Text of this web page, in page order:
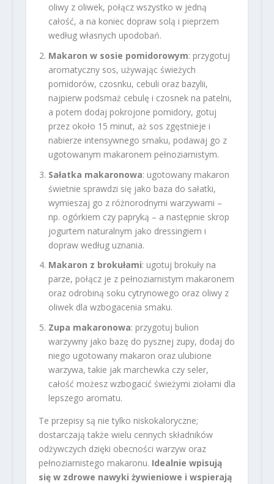
oliwy z oliwek, połącz wszystko w jedną
całość, a na koniec dopraw solą i pieprzem
według własnych upodobań.
Makaron w sosie pomidorowym: przygotuj
aromatyczny sos, używając świeżych
pomidorów, czosnku, cebuli oraz bazylii,
najpierw podsmaż cebulę i czosnek na patelni,
a potem dodaj pokrojone pomidory, gotuj
przez około 15 minut, aż sos zgęstnieje i
nabierze intensywnego smaku, podawaj go z
ugotowanym makaronem pełnoziarnistym.
Sałatka makaronowa: ugotowany makaron
świetnie sprawdzi się jako baza do sałatki,
wymieszaj go z różnorodnymi warzywami –
np. ogórkiem czy papryką – a następnie skrop
jogurtem naturalnym jako dressingiem i
dopraw według uznania.
Makaron z brokułami: ugotuj brokuły na
parze, połącz je z pełnoziarnistym makaronem
oraz odrobiną soku cytrynowego oraz oliwy z
oliwek dla wzbogacenia smaku.
Zupa makaronowa: przygotuj bulion
warzywny jako bazę do pysznej zupy, dodaj do
niego ugotowany makaron oraz ulubione
warzywa, takie jak marchewka czy seler,
całość możesz wzbogacić świeżymi ziołami dla
lepszego aromatu.
Te przepisy są nie tylko niskokaloryczne;
dostarczają także wielu cennych składników
odżywczych dzięki obecności warzyw oraz
pełnoziarnistego makaronu. Idealnie wpisują
się w zdrowe nawyki żywieniowe i wspierają